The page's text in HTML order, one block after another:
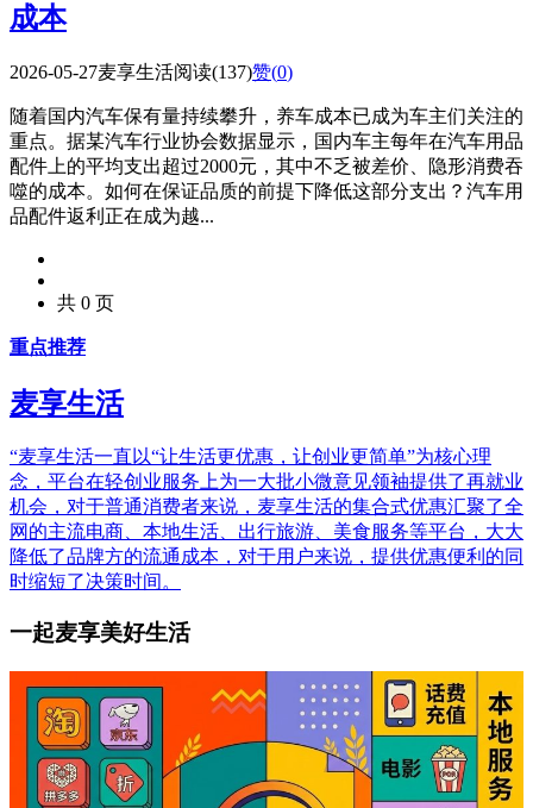
成本
2026-05-27麦享生活阅读(137)赞(0)
随着国内汽车保有量持续攀升，养车成本已成为车主们关注的
重点。据某汽车行业协会数据显示，国内车主每年在汽车用品
配件上的平均支出超过2000元，其中不乏被差价、隐形消费吞
噬的成本。如何在保证品质的前提下降低这部分支出？汽车用
品配件返利正在成为越...
共 0 页
重点推荐
麦享生活
“麦享生活一直以“让生活更优惠，让创业更简单”为核心理
念，平台在轻创业服务上为一大批小微意见领袖提供了再就业
机会，对于普通消费者来说，麦享生活的集合式优惠汇聚了全
网的主流电商、本地生活、出行旅游、美食服务等平台，大大
降低了品牌方的流通成本，对于用户来说，提供优惠便利的同
时缩短了决策时间。
一起麦享美好生活